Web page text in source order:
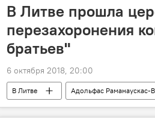
В Литве прошла
перезахоронения
братьев"
6 октября 2018, 20:00
В Литве Адольфас Раманаускас-